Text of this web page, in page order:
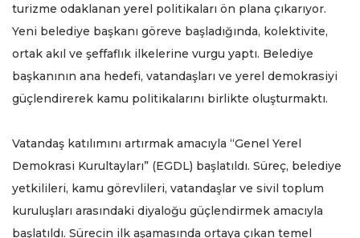
turizme odaklanan yerel politikaları ön plana çıkarıyor.
Yeni belediye başkanı göreve başladığında, kolektivite,
ortak akıl ve şeffaflık ilkelerine vurgu yaptı. Belediye
başkanının ana hedefi, vatandaşları ve yerel demokrasiyi
güçlendirerek kamu politikalarını birlikte oluşturmaktı.
Vatandaş katılımını artırmak amacıyla “Genel Yerel
Demokrasi Kurultayları” (EGDL) başlatıldı. Süreç, belediye
yetkilileri, kamu görevlileri, vatandaşlar ve sivil toplum
kuruluşları arasındaki diyaloğu güçlendirmek amacıyla
başlatıldı. Sürecin ilk aşamasında ortaya çıkan temel